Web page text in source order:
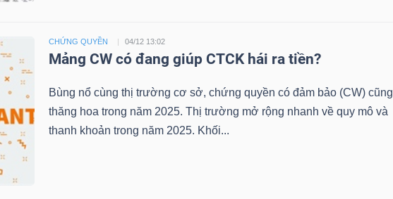
CHỨNG QUYỀN 04/12 13:02
Mảng CW có đang giúp CTCK hái ra tiền?
Bùng nổ cùng thị trường cơ sở, chứng quyền có đảm bảo (CW) cũng
thăng hoa trong năm 2025. Thị trường mở rộng nhanh về quy mô và
thanh khoản trong năm 2025. Khối...